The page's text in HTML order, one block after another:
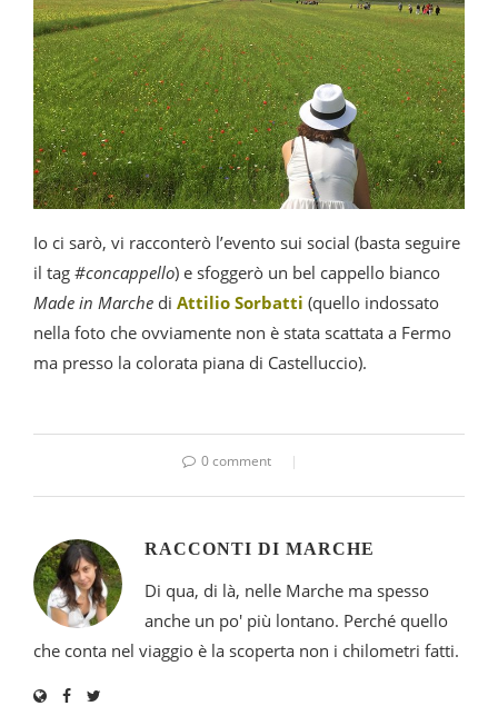
Io ci sarò, vi racconterò l’evento sui social (basta seguire
il tag #concappello) e sfoggerò un bel cappello bianco
Made in Marche di Attilio Sorbatti (quello indossato
nella foto che ovviamente non è stata scattata a Fermo
ma presso la colorata piana di Castelluccio).
0 comment
RACCONTI DI MARCHE
Di qua, di là, nelle Marche ma spesso
anche un po' più lontano. Perché quello
che conta nel viaggio è la scoperta non i chilometri fatti.